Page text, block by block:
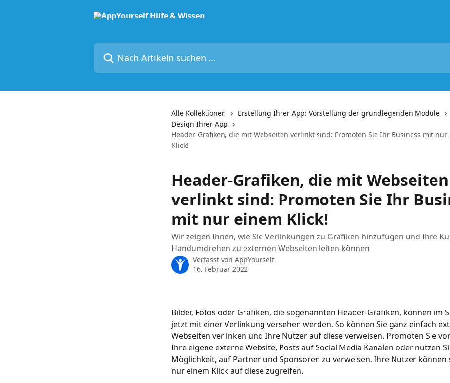
Nach Artikeln suchen …
Alle Kollektionen
Erstellung Ihrer App: Vorstellung der grundlegenden Module
Design Ihrer App
Header-Grafiken, die mit Webseiten verlinkt sind: Promoten Sie Ihr Business mit nur
Klick!
Header-Grafiken, die mit Webseiten
verlinkt sind: Promoten Sie Ihr
mit nur einem Klick!
Wir zeigen Ihnen, wie Sie Verlinkungen zu Grafiken hinzufügen und Ihre
Handumdrehen zu externen Webseiten leiten können
Verfasst von AppYourself
16. Februar 2022
Bilder, Fotos oder Grafiken, die sogenannten Header-Grafiken, können im
jetzt mit einer Verlinkung versehen werden. So können Sie ganz einfach
Webseiten verlinken und Ihre Nutzer auf diese verweisen. Promoten Sie
Ihre eigene externe Website, Posts auf Social Media Kanälen oder nutzen
Möglichkeit, auf Partner und Sponsoren zu verweisen. Ihre Nutzer können
nur einem Klick auf diese zugreifen.